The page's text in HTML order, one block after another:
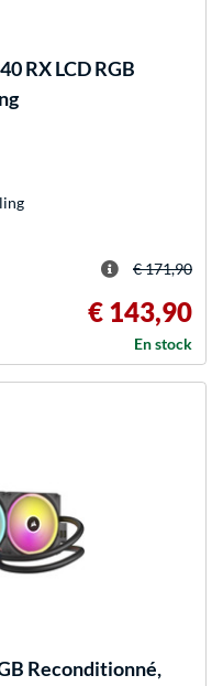
RX LCD RGB
€ 171,90
€ 143,90
En stock
Reconditionné,